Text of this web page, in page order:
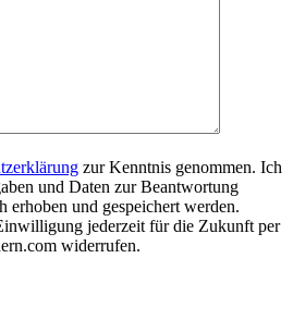
zur Kenntnis genommen. Ich
und Daten zur Beantwortung
erhoben und gespeichert werden.
jederzeit für die Zukunft per
widerrufen.